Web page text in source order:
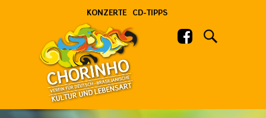
KONZERTE CD-TIPPS